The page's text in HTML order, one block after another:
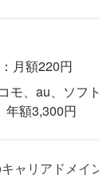
月額220円
モ、au、ソフ
年額3,300円
キャリアドメ